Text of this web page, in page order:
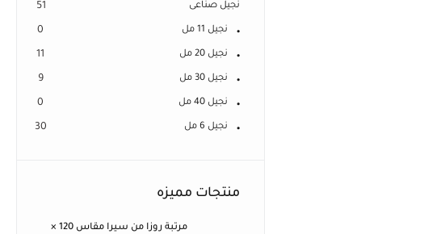
نجيل صناعى 51
نجيل 11 مل 0
نجيل 20 مل 11
نجيل 30 مل 9
نجيل 40 مل 0
نجيل 6 مل 30
منتجات مميزه
مرتبة روزا من سيرا مقاس 120 ×